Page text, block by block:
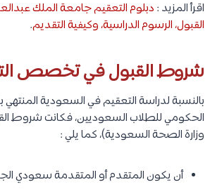
اقرأ المزيد : دبلوم التعقيم جامعة الملك
القبول، الرسوم الدراسية، وكيفية التقديم.
شروط القبول في تخصص
بالنسبة لدراسة التعقيم في السعودية
الحكومي للطلاب السعوديين، فكانت شروط
وزارة الصحة السعودية)، كما يلي :
أن يكون المتقدم أو المتقدمة سعودي